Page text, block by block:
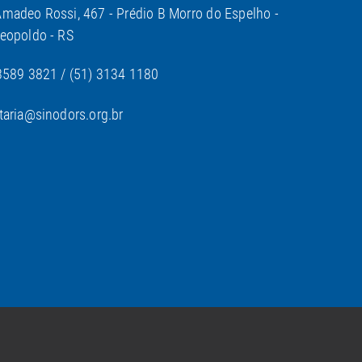
Rossi, 467 - Prédio B Morro do Espelho -
- RS
3821 / (51) 3134 1180